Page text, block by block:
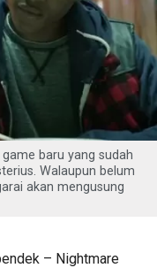
baru yang sudah
Walaupun belum
akan mengusung
– Nightmare